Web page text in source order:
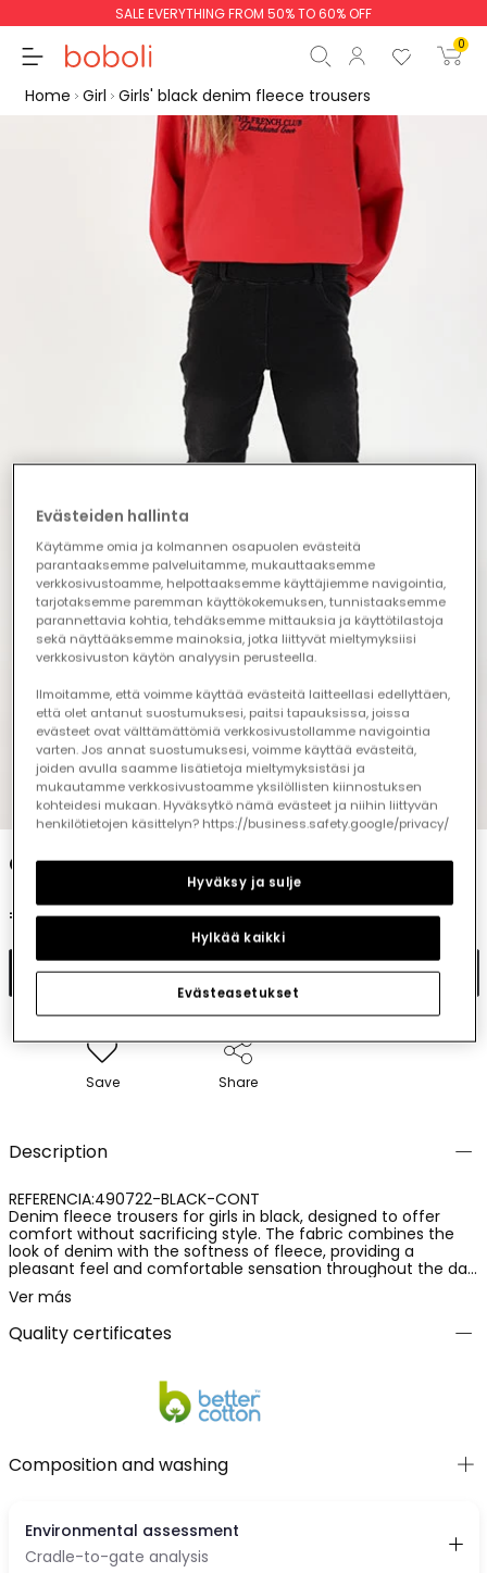
SALE EVERYTHING FROM 50% TO 60% OFF
0
Start order
Home Girl Girls' black denim fleece trousers
1 2 3 4 5
Girls' black denim fleece trousers
€22.95
Add to cart
Save Share
Description
REFERENCIA:490722-BLACK-CONT
Denim fleece trousers for girls in black, designed to offer
comfort without sacrificing style. The fabric combines the
look of denim with the softness of fleece, providing a
pleasant feel and comfortable sensation throughout the day.
Made from a blend of 78% cotton, 15% polyester and 7%
elastane, it ensures elasticity, durability and freedom of
movement. A functional and versatile garment, ideal for
everyday wear.
Ver más
Quality certificates
Composition and washing
Evästeiden hallinta
Käytämme omia ja kolmannen osapuolen evästeitä
parantaaksemme palveluitamme, mukauttaaksemme
verkkosivustoamme, helpottaaksemme käyttäjiemme navigointia,
tarjotaksemme paremman käyttökokemuksen, tunnistaaksemme
parannettavia kohtia, tehdäksemme mittauksia ja käyttötilastoja
sekä näyttääksemme mainoksia, jotka liittyvät mieltymyksiisi
verkkosivuston käytön analyysin perusteella.
Ilmoitamme, että voimme käyttää evästeitä laitteellasi edellyttäen,
että olet antanut suostumuksesi, paitsi tapauksissa, joissa
evästeet ovat välttämättömiä verkkosivustollamme navigointia
varten. Jos annat suostumuksesi, voimme käyttää evästeitä,
joiden avulla saamme lisätietoja mieltymyksistäsi ja
mukautamme verkkosivustoamme yksilöllisten kiinnostuksen
kohteidesi mukaan. Hyväksytkö nämä evästeet ja niihin liittyvän
henkilötietojen käsittelyn? https://business.safety.google/privacy/
Evästeasetukset
Hylkää kaikki
Hyväksy ja sulje